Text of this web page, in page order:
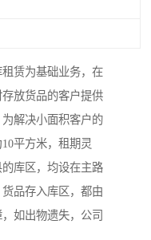
赁为基础业务，在
放货品的客户提供
解决小面积客户的
平方米，租期灵
库区，均设在主路
品存入库区，都由
如出物遗失，公司